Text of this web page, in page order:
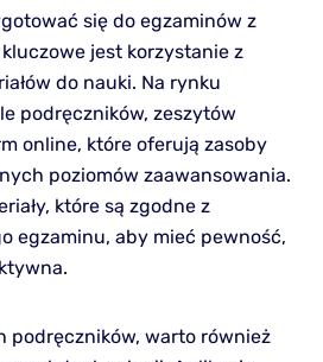
się do egzaminów z
jest korzystanie z
do nauki. Na rynku
podręczników, zeszytów
online, które oferują zasoby
poziomów zaawansowania.
które są zgodne z
egzaminu, aby mieć pewność,
podręczników, warto również